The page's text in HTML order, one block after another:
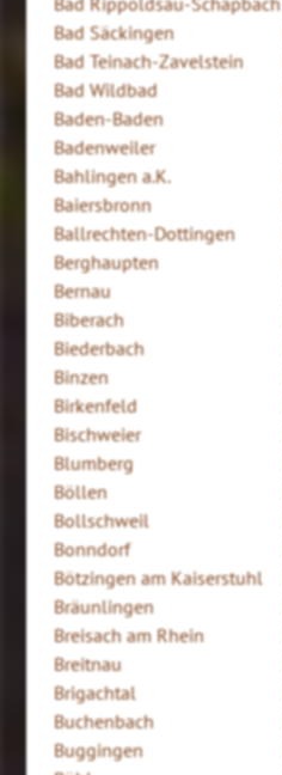
Bad Säckingen
Bad Teinach-Zavelstein
Bad Wildbad
Baden-Baden
Badenweiler
Bahlingen a.K.
Baiersbronn
Ballrechten-Dottingen
Berghaupten
Bernau
Biberach
Biederbach
Binzen
Birkenfeld
Bischweier
Blumberg
Böllen
Bollschweil
Bonndorf
Bötzingen am Kaiserstuhl
Bräunlingen
Breisach am Rhein
Breitnau
Brigachtal
Buchenbach
Buggingen